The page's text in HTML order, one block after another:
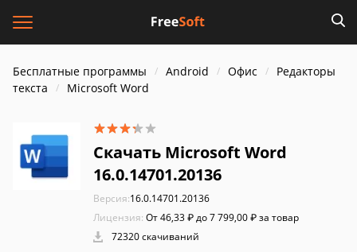
Бесплатные программы Android Офис
Редакторы
текста
Microsoft Word
Скачать Microsoft Word
16.0.14701.20136
Версия:16.0.14701.20136
Лицензия: От 46,33 ₽ до 7 799,00 ₽ за товар
72320 скачиваний